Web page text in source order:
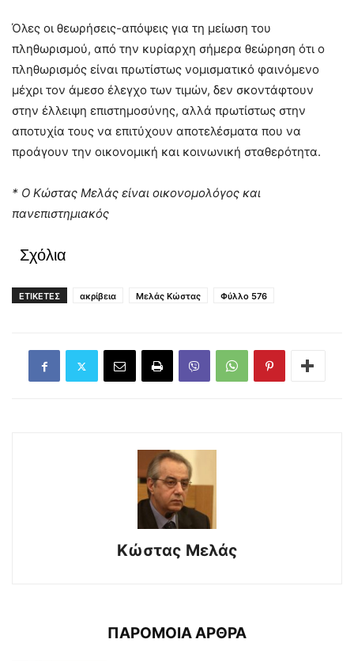
Όλες οι θεωρήσεις-απόψεις για τη μείωση του
πληθωρισμού, από την κυρίαρχη σήμερα θεώρηση ότι ο
πληθωρισμός είναι πρωτίστως νομισματικό φαινόμενο
μέχρι τον άμεσο έλεγχο των τιμών, δεν σκοντάφτουν
στην έλλειψη επιστημοσύνης, αλλά πρωτίστως στην
αποτυχία τους να επιτύχουν αποτελέσματα που να
προάγουν την οικονομική και κοινωνική σταθερότητα.
* Ο Κώστας Μελάς είναι οικονομολόγος και
πανεπιστημιακός
Σχόλια
ΕΤΙΚΕΤΕΣ ακρίβεια Μελάς Κώστας Φύλλο 576
Κώστας Μελάς
ΠΑΡΟΜΟΙΑ ΑΡΘΡΑ